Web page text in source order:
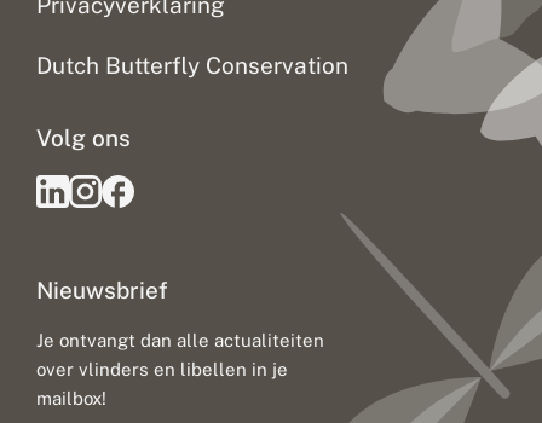
Dutch Butterfly Conservation
Nieuwsbrief
Je ontvangt dan alle actualiteiten
over vlinders en libellen in je
mailbox!
Volg ons